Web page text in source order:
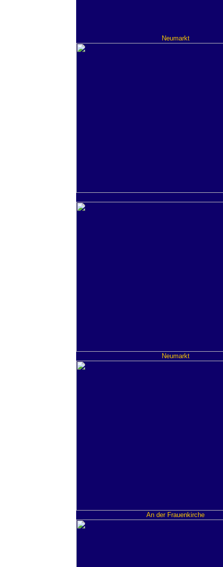
Neumarkt
Neumarkt
An der Frauenkirche